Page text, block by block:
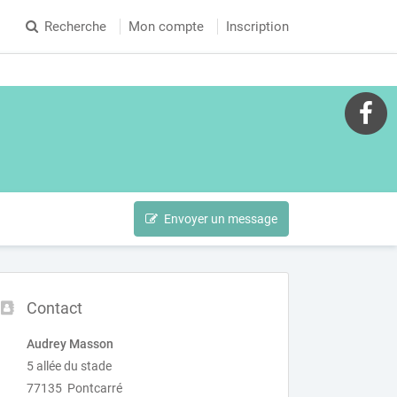
Recherche Mon compte Inscription
Envoyer un message
Contact
Audrey Masson
5 allée du stade
77135 Pontcarré